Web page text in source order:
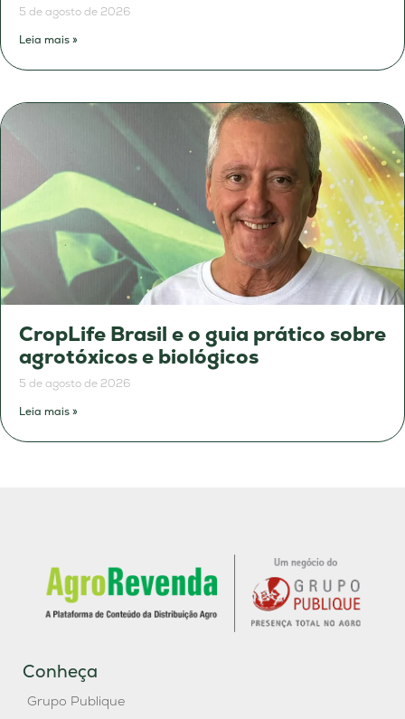
5 de agosto de 2026
Leia mais »
CropLife Brasil e o guia prático sobre
agrotóxicos e biológicos
5 de agosto de 2026
Leia mais »
Conheça
Grupo Publique